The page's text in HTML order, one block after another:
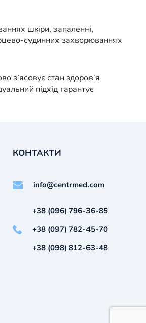
шкіри, запаленні,
судинних захворюваннях
з’ясовує стан здоров’я
підхід гарантує
КОНТАКТИ
info@centrmed.com
+38 (096) 796-36-85
+38 (097) 782-45-70
+38 (098) 812-63-48